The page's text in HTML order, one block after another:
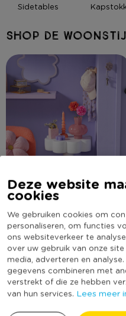
Deze website
cookies
We gebruiken cookies om
personaliseren, om functies
ons websiteverkeer te
over uw gebruik van onze
media, adverteren en
gegevens combineren met
verstrekt of die ze hebben
van hun services. Lees meer
Sidetables
Shop de
Blush bloom hal
Bekijk
De hal
UPLOAD